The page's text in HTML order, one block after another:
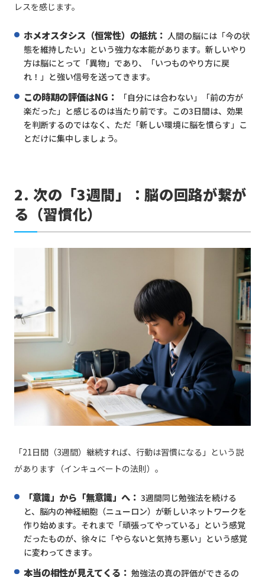
レスを感じます。
ホメオスタシス（恒常性）の抵抗： 人間の脳には「今の状
態を維持したい」という強力な本能があります。新しいやり
方は脳にとって「異物」であり、「いつものやり方に戻
れ！」と強い信号を送ってきます。
この時期の評価はNG：
「自分には合わない」「前の方が
楽だった」と感じるのは当たり前です。この3日間は、効果
を判断するのではなく、ただ「新しい環境に脳を慣らす」こ
とだけに集中しましょう。
2. 次の「3週間」：脳の回路が繋が
る（習慣化）
「21日間（3週間）継続すれば、行動は習慣になる」という説
があります（インキュベートの法則）。
「意識」から「無意識」へ： 3週間同じ勉強法を続ける
と、脳内の神経細胞（ニューロン）が新しいネットワークを
作り始めます。それまで「頑張ってやっている」という感覚
だったものが、徐々に「やらないと気持ち悪い」という感覚
に変わってきます。
本当の相性が見えてくる： 勉強法の真の評価ができるの